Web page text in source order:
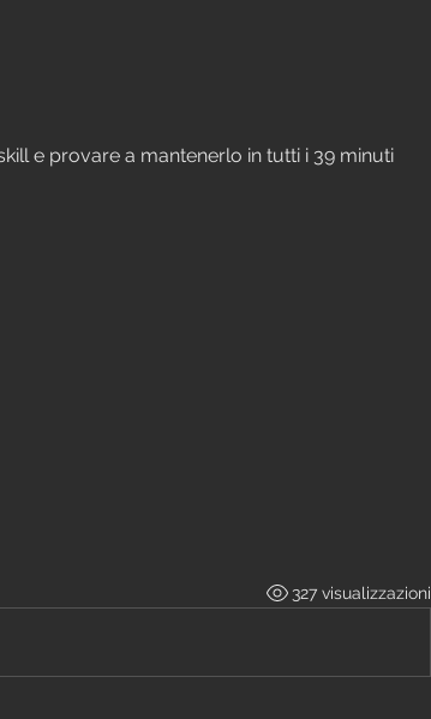
e provare a mantenerlo in tutti i 39 minuti
327 visualizzazioni